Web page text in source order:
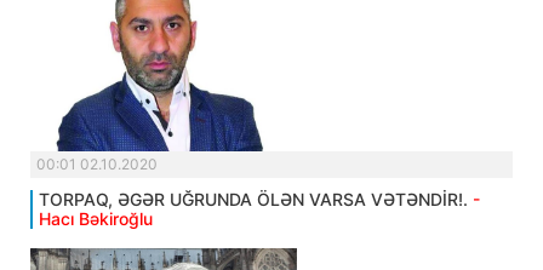
00:01 02.10.2020
TORPAQ, ƏGƏR UĞRUNDA ÖLƏN VARSA VƏTƏNDİR!. -
Hacı Bəkiroğlu